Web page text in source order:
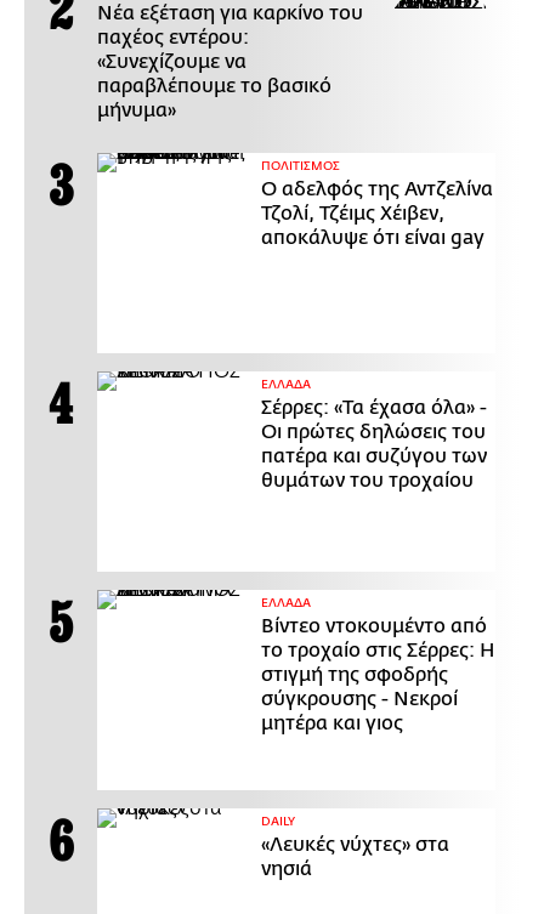
Νέα εξέταση για καρκίνο του
παχέος εντέρου:
«Συνεχίζουμε να
παραβλέπουμε το βασικό
μήνυμα»
ΠΟΛΙΤΙΣΜΟΣ
Ο αδελφός της Αντζελίνα
Τζολί, Τζέιμς Χέιβεν,
αποκάλυψε ότι είναι gay
ΕΛΛΑΔΑ
Σέρρες: «Τα έχασα όλα» -
Οι πρώτες δηλώσεις του
πατέρα και συζύγου των
θυμάτων του τροχαίου
ΕΛΛΑΔΑ
Βίντεο ντοκουμέντο από
το τροχαίο στις Σέρρες: Η
στιγμή της σφοδρής
σύγκρουσης - Νεκροί
μητέρα και γιος
DAILY
«Λευκές νύχτες» στα
νησιά